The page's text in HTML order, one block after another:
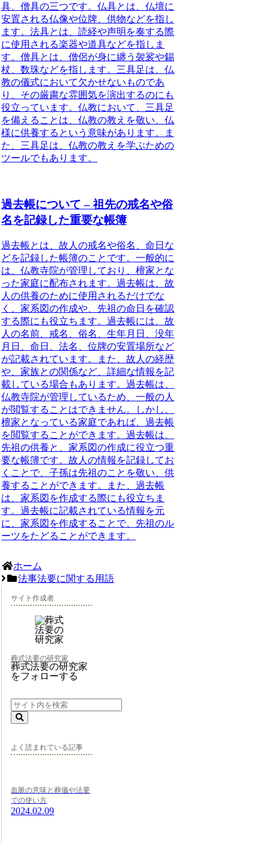
具、僧具の三つです。仏具とは、仏壇に
安置される仏像や位牌、供物などを指し
ます。法具とは、読経や声明を奏する際
に使用される楽器や道具などを指しま
す。僧具とは、僧侶が身に纏う袈裟や錫
杖、数珠などを指します。三具足は、仏
教の儀式において欠かせないものであ
り、その厳粛な雰囲気を演出するのにも
役立っています。仏教において、三具足
を備えることは、仏教の教えを敬い、仏
様に供養する という意味があります。ま
た、三具足は、仏教の教えを学ぶための
ツールでもあります。
過去帳について – 祖先の戒名や俗
名を記録した重要な帳簿
過去帳とは、故人の戒名や俗名、命日な
どを記録した帳簿のことです。一般的に
は、仏教寺院が管理しており、檀家とな
った家庭に配布されます。過去帳は、故
人の供養のために使用されるだけでな
く、家系図の作成や、先祖の命日を確認
する際にも役立ちます。過去帳には、故
人の名前、戒名、俗名、生年月日、没年
月日、命日、法名、位牌の安置場所など
が記載されています。また、故人の経歴
や、家族との関係など、詳細な情報を記
載している場合もあります。過去帳は、
仏教寺院が管理しているため、一般の人
が閲覧することはできません。しかし、
檀家となっている家庭であれば、過去帳
を閲覧することができます。過去帳は、
先祖の供養と、家系図の作成に役立つ重
要な帳簿です。故人の情報を記録してお
くことで、子孫は先祖のことを敬い、供
養することができます。また、過去帳
は、家系図を作成する際にも役立ちま
す。過去帳に記載されている情報を元
に、家系図を作成することで、先祖のル
ーツをたどることができます。
ホーム
法事法要に関する用語
サイト作成者
葬式法要の研究家
葬式法要の研究家
をフォローする
よく読まれている記事
血脈の意味と葬儀や法要
での使い方
2024.02.09